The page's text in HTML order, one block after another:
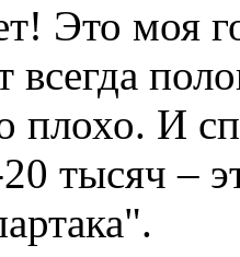
Это моя
всегда
плохо. И
тысяч –